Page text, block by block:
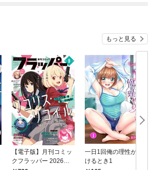
もっと見る
【電子版】月刊コミッ
クフラッパー 2026年9
一日1回俺の理性が負
けるとき1